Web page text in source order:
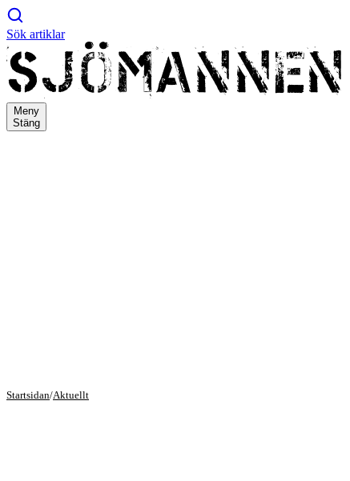
Sök artiklar
Meny
Stäng
Startsidan/Aktuellt